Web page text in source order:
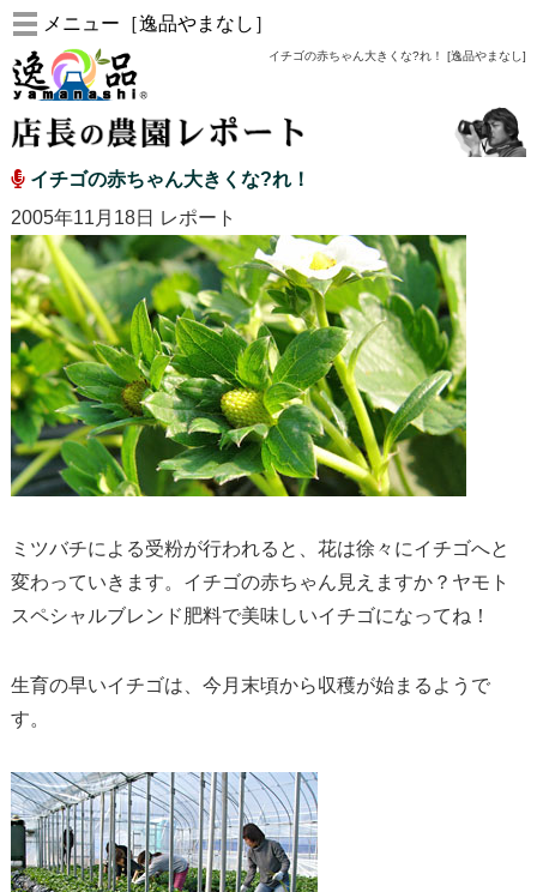
イチゴの赤ちゃん大きくな?れ！ [逸品やまなし]
メニュー［逸品やまなし］
イチゴの赤ちゃん大きくな?れ！
2005年11月18日 レポート
ミツバチによる受粉が行われると、花は徐々にイチゴへと
変わっていきます。イチゴの赤ちゃん見えますか？ヤモト
スペシャルブレンド肥料で美味しいイチゴになってね！
生育の早いイチゴは、今月末頃から収穫が始まるようで
す。